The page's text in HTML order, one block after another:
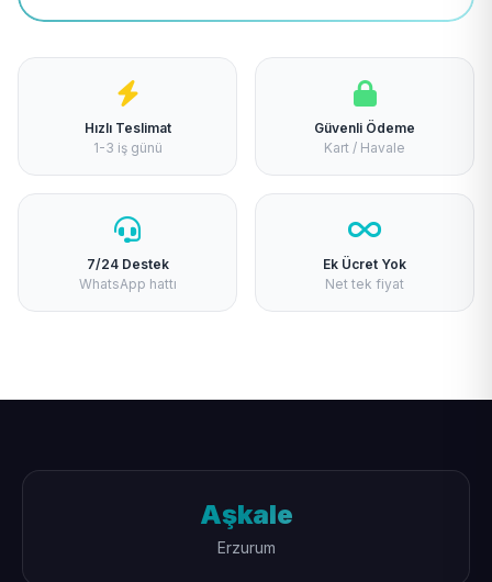
Hızlı Teslimat
1-3 iş günü
Güvenli Ödeme
Kart / Havale
7/24 Destek
WhatsApp hattı
Ek Ücret Yok
Net tek fiyat
Aşkale
Erzurum